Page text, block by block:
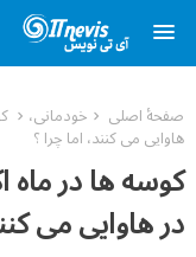
صفحهٔ اصلی خودمانی،
هاوایی می کنند، اما چرا ؟
کوسه ها در ماه
در هاوایی می